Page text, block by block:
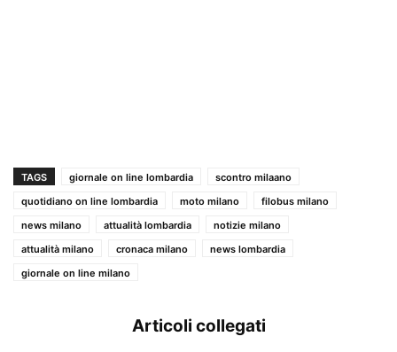
TAGS giornale on line lombardia
scontro milaano
quotidiano on line lombardia
moto milano
filobus milano
news milano
attualità lombardia
notizie milano
attualità milano
cronaca milano
news lombardia
giornale on line milano
Articoli collegati